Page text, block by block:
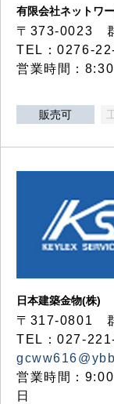
有限会社ネットワ
〒373-0023
TEL：0276-
営業時間：
販売可
日本建築金物(株)
〒317‐0801
TEL：027-
営業時間：
日